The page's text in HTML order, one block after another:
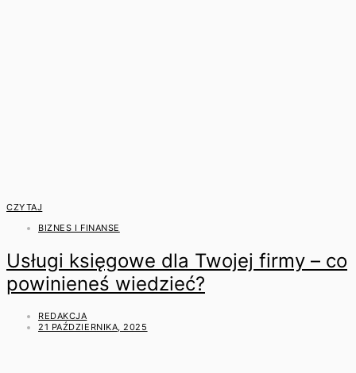
CZYTAJ
BIZNES I FINANSE
Usługi księgowe dla Twojej firmy – co
powinieneś wiedzieć?
REDAKCJA
21 PAŹDZIERNIKA, 2025